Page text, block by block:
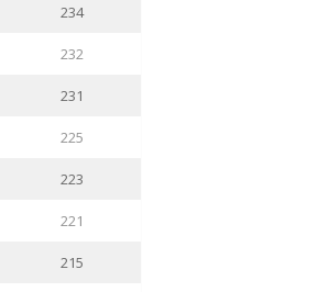
234
232
231
225
223
221
215